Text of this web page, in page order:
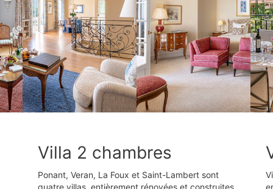
Villa 2 chambres
Ponant, Veran, La Foux et Saint-Lambert sont